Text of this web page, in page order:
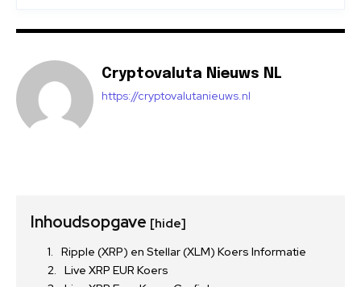
Cryptovaluta Nieuws NL
https://cryptovalutanieuws.nl
Inhoudsopgave [hide]
Ripple (XRP) en Stellar (XLM) Koers Informatie
Live XRP EUR Koers